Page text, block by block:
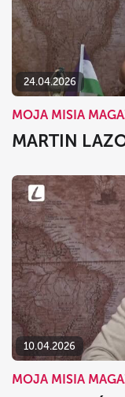
24.04.2026
MOJA MISIA
MARTIN
10.04.2026
MOJA MISIA